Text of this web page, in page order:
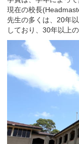
現在の校長
先生の多くは、20年
しており、30年以上の